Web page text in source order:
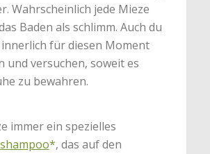
Wahrscheinlich jede Mieze
Baden als schlimm. Auch du
für diesen Moment
und versuchen, soweit es
zu bewahren.
immer ein spezielles
*, das auf den